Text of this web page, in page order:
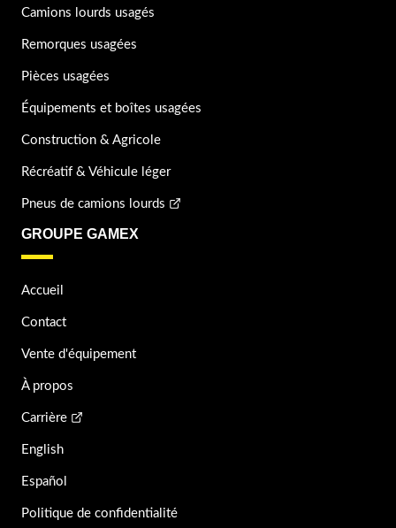
Camions lourds usagés
Remorques usagées
Pièces usagées
Équipements et boîtes usagées
Construction & Agricole
Récréatif & Véhicule léger
Pneus de camions lourds
GROUPE GAMEX
Accueil
Contact
Vente d'équipement
À propos
Carrière
English
Español
Politique de confidentialité